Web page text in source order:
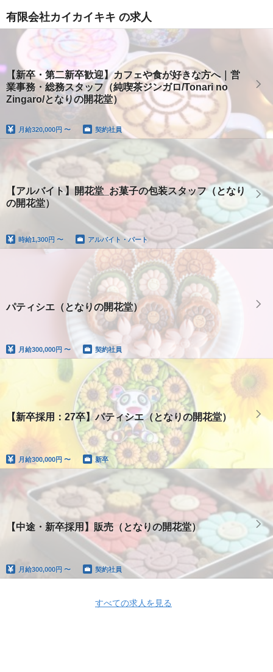
有限会社カイカイキキ の求人
【新卒・第二新卒歓迎】カフェや食が好きな方へ｜営
業事務・総務スタッフ（純喫茶ジンガロ/Tonari no
Zingaro/となりの開花堂）
月給320,000円 〜 契約社員
【アルバイト】開花堂_お菓子の包装スタッフ（となり
の開花堂）
時給1,300円 〜 アルバイト・パート
パティシエ（となりの開花堂）
月給300,000円 〜 契約社員
【新卒採用：27卒】パティシエ（となりの開花堂）
月給300,000円 〜 新卒
【中途・新卒採用】販売（となりの開花堂）
月給300,000円 〜 契約社員
すべての求人を見る